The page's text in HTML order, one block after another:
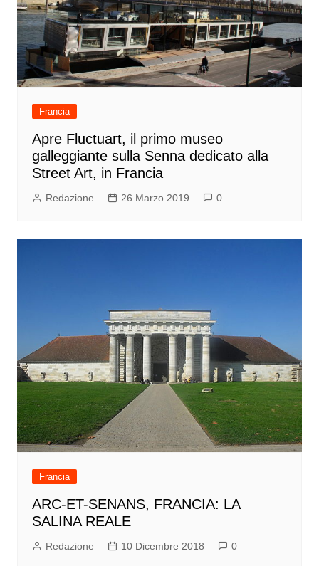
Francia
Apre Fluctuart, il primo museo
galleggiante sulla Senna dedicato alla
Street Art, in Francia
Redazione 26 Marzo 2019 0
Francia
ARC-ET-SENANS, FRANCIA: LA
SALINA REALE
Redazione 10 Dicembre 2018 0